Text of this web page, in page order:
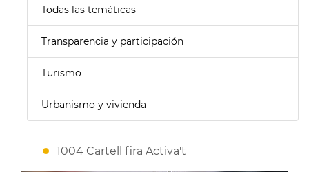
Todas las temáticas
Transparencia y participación
Turismo
Urbanismo y vivienda
1004 Cartell fira Activa't